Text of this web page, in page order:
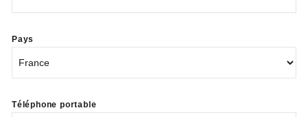
Pays
Téléphone portable